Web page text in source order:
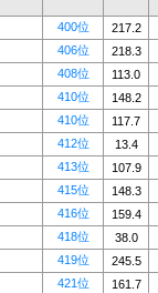
400位
217.2
406位
218.3
408位
113.0
410位
148.2
410位
117.7
412位
13.4
413位
107.9
415位
148.3
416位
159.4
418位
38.0
419位
245.5
421位
161.7